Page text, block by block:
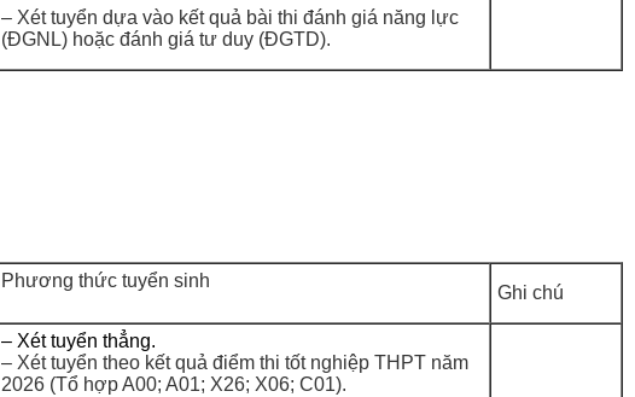
– Xét tuyển dựa vào kết quả bài thi đánh giá năng lực
(ĐGNL) hoặc đánh giá tư duy (ĐGTD).
Phương thức tuyển sinh
Ghi chú
– Xét tuyển thẳng.
– Xét tuyển theo kết quả điểm thi tốt nghiệp THPT năm
2026 (Tổ hợp A00; A01; X26; X06; C01).